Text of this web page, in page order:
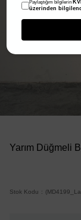
Yarım Düğmeli
Stok Kodu
Paylaştığım bilgilerin
üzerinden